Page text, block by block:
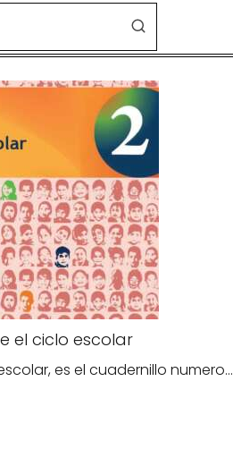
el ciclo escolar
es el cuadernillo numero…